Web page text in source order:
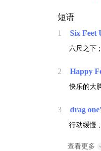
短语
1 Six Feet
六尺之下
2 Happy
快乐的大
3 drag
行动缓慢
查看更多